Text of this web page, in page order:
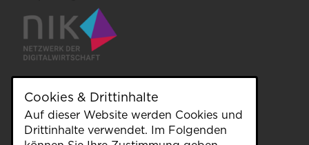
unterstützt durch
Cookies & Drittinhalte
Auf dieser Website werden Cookies und
Drittinhalte verwendet. Im Folgenden